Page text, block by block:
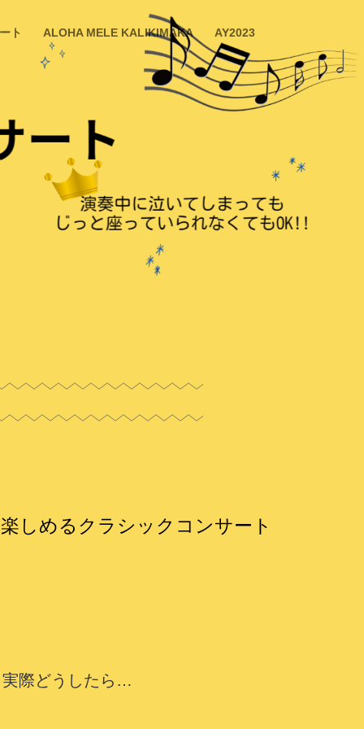
ト ALOHA MELE KALIKIMAKA AY2023
しめるクラシックコンサート
実際どうしたら…